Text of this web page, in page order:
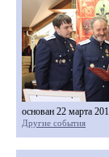
основан 22 марта
Другие события